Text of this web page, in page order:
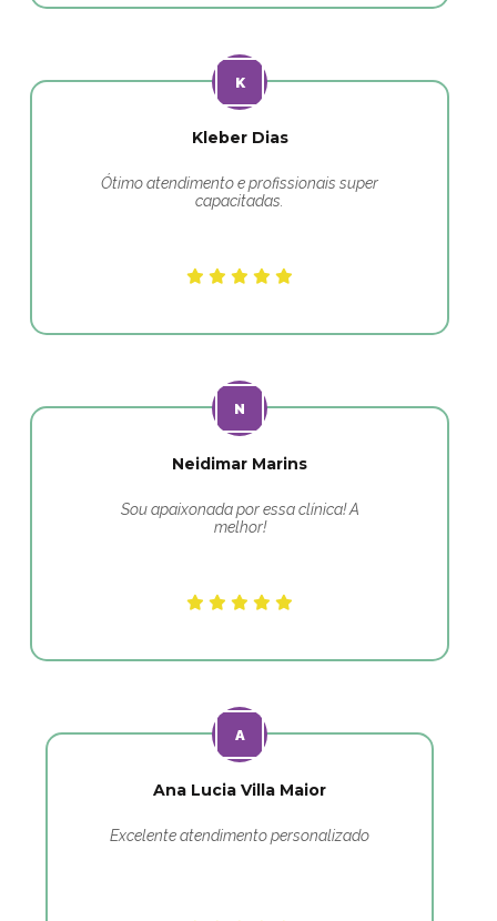
Kleber Dias
Ótimo atendimento e profissionais super
capacitadas.
Neidimar Marins
Sou apaixonada por essa clínica! A
melhor!
Ana Lucia Villa Maior
Excelente atendimento personalizado